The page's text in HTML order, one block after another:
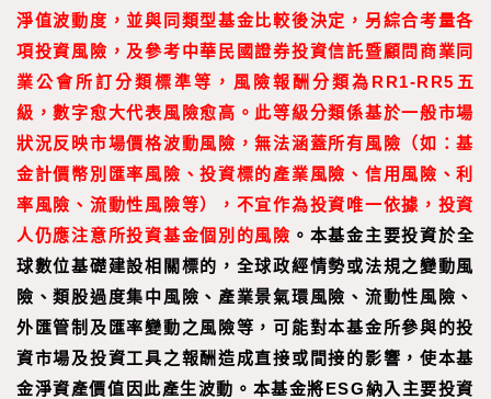
淨值波動度，並與同類型基金比較後決定，另綜合考量各
項投資風險，及參考中華民國證券投資信託暨顧問商業同
業公會所訂分類標準等，風險報酬分類為RR1-RR5五
級，數字愈大代表風險愈高。此等級分類係基於一般市場
狀況反映市場價格波動風險，無法涵蓋所有風險（如：基
金計價幣別匯率風險、投資標的產業風險、信用風險、利
率風險、流動性風險等），不宜作為投資唯一依據，投資
人仍應注意所投資基金個別的風險 。本基金主要投資於全
球數位基礎建設相關標的，全球政經情勢或法規之變動風
險、類股過度集中風險、產業景氣環風險、流動性風險、
外匯管制及匯率變動之風險等，可能對本基金所參與的投
資市場及投資工具之報酬造成直接或間接的影響，使本基
金淨資產價值因此產生波動。本基金將ESG納入主要投資